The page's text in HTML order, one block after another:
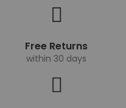
Free Returns
within 30 days